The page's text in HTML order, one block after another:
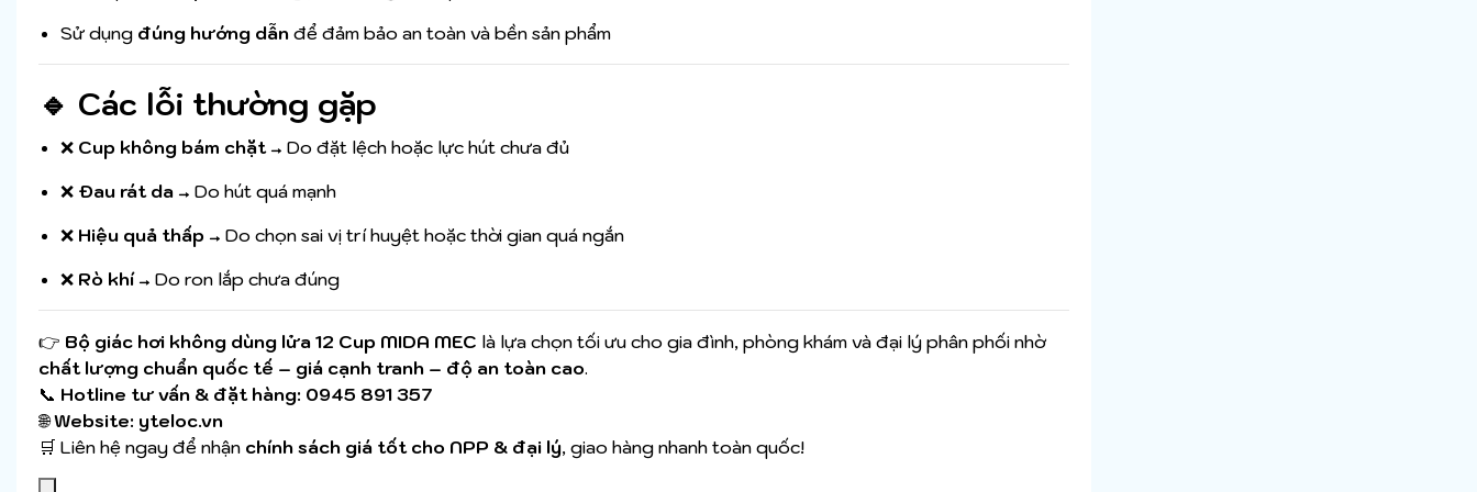
Sử dụng đúng hướng dẫn để đảm bảo an toàn và bền sản phẩm
🔹 Các lỗi thường gặp
❌ Cup không bám chặt→ Do đặt lệch hoặc lực hút chưa đủ
❌ Đau rát da → Do hút quá mạnh
❌ Hiệu quả thấp → Do chọn sai vị trí huyệt hoặc thời gian quá ngắn
❌ Rò khí→ Do ron lắp chưa đúng
👉 Bộ giác hơi không dùng lửa 12 Cup MIDA MEC là lựa chọn tối ưu cho gia đình, phòng khám và đại lý phân phối nhờ
chất lượng chuẩn quốc tế – giá cạnh tranh – độ an toàn cao.
📞 Hotline tư vấn & đặt hàng: 0945 891 357
🌐Website: yteloc.vn
🛒 Liên hệ ngay để nhận chính sách giá tốt cho NPP & đại lý, giao hàng nhanh toàn quốc!